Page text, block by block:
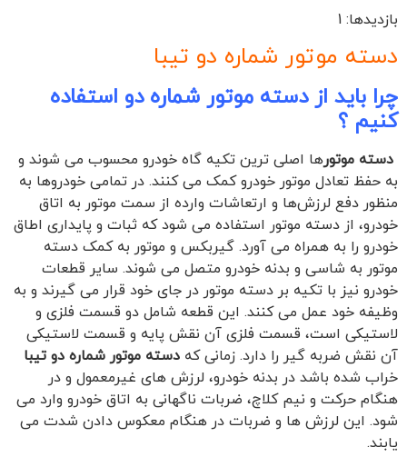
بازدیدها: 1
دسته موتور شماره دو تیبا
چرا باید از دسته موتور شماره دو استفاده
کنیم ؟
دسته موتورها اصلی ترین تکیه گاه خودرو محسوب می شوند و
به حفظ تعادل موتور خودرو کمک می کنند. در تمامی خودروها به
منظور دفع لرزش‌ها و ارتعاشات وارده از سمت موتور به اتاق
خودرو، از دسته موتور استفاده می شود که ثبات و پایداری اطاق
خودرو را به همراه می آورد. گیربکس و موتور به کمک دسته
موتور به شاسی و بدنه خودرو متصل می شوند. سایر قطعات
خودرو نیز با تکیه بر دسته موتور در جای خود قرار می گیرند و به
وظیفه خود عمل می کنند. این قطعه شامل دو قسمت فلزی و
لاستیکی است، قسمت فلزی آن نقش پایه و قسمت لاستیکی
آن نقش ضربه گیر را دارد. زمانی که دسته موتور شماره دو تیبا
خراب شده باشد در بدنه خودرو، لرزش های غیرمعمول و در
هنگام حرکت و نیم کلاچ، ضربات ناگهانی به اتاق خودرو وارد می
شود. این لرزش ها و ضربات در هنگام معکوس دادن شدت می
یابند.